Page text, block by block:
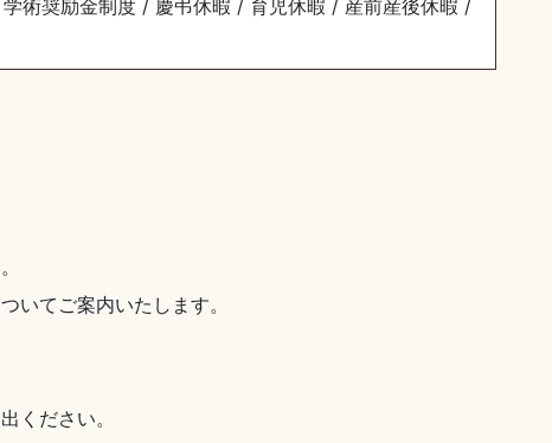
術奨励金制度 / 慶弔休暇 / 育児休暇 / 産前産後休暇 /
いてご案内いたします。
ください。